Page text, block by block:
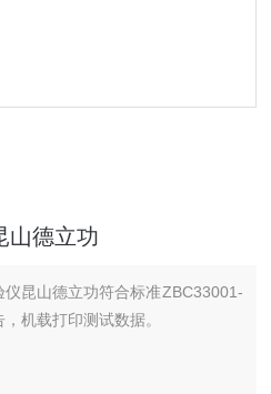
山德立功
仪昆山德立功符合标准ZBC33001-
机载打印测试数据。